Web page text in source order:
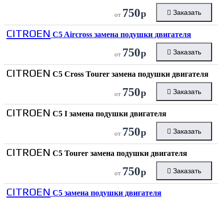
от 750р Заказать
CITROEN C5 Aircross замена подушки двигателя
от 750р Заказать
CITROEN C5 Cross Tourer замена подушки двигателя
от 750р Заказать
CITROEN C5 I замена подушки двигателя
от 750р Заказать
CITROEN C5 Tourer замена подушки двигателя
от 750р Заказать
CITROEN C5 замена подушки двигателя